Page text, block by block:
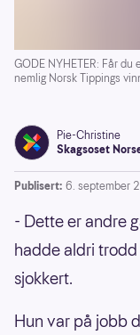
GODE NYHETER: Får
nemlig Norsk Tippings
Pie-Christine
Skagsoset
Publisert: 6. september
- Dette er andre
hadde aldri trodd
sjokkert.
Hun var på jobb